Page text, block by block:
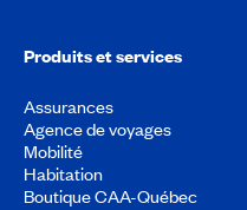
Produits et services
Assurances
Agence de voyages
Mobilité
Habitation
Boutique CAA-Québec